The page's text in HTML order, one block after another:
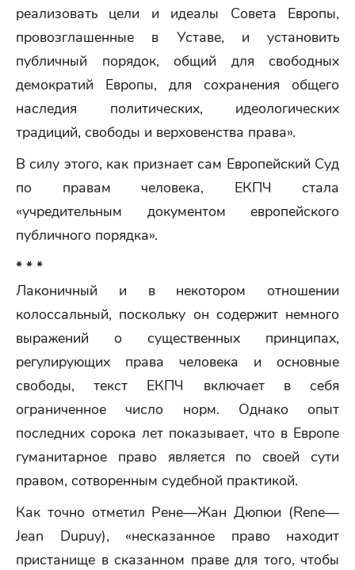
реализовать цели и идеалы Совета Европы,
провозглашенные в Уставе, и установить
публичный порядок, общий для свободных
демократий Европы, для сохранения общего
наследия политических, идеологических
традиций, свободы и верховенства права».
В силу этого, как признает сам Европейский Суд
по правам человека, ЕКПЧ стала
«учредительным документом европейского
публичного порядка».
* * *
Лаконичный и в некотором отношении
колоссальный, поскольку он содержит немного
выражений о существенных принципах,
регулирующих права человека и основные
свободы, текст ЕКПЧ включает в себя
ограниченное число норм. Однако опыт
последних сорока лет показывает, что в Европе
гуманитарное право является по своей сути
правом, сотворенным судебной практикой.
Как точно отметил Рене—Жан Дюпюи (Rene—
Jean Dupuy), «несказанное право находит
пристанище в сказанном праве для того, чтобы